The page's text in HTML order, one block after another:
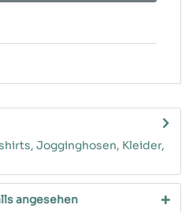
Jogginghosen, Kleider,
angesehen